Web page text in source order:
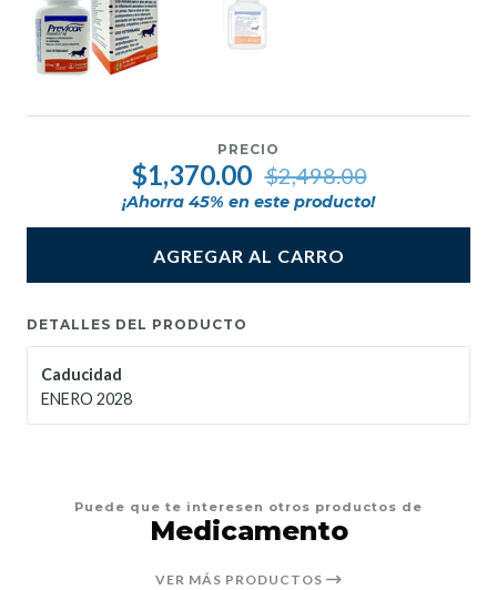
PRECIO
$1,370.00 $2,498.00
¡Ahorra 45% en este producto!
AGREGAR AL CARRO
DETALLES DEL PRODUCTO
Caducidad
ENERO 2028
Puede que te interesen otros productos de
Medicamento
VER MÁS PRODUCTOS